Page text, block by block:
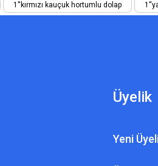
1''kırmızı kauçuk hortumlu dolap
Üyelik
Yeni